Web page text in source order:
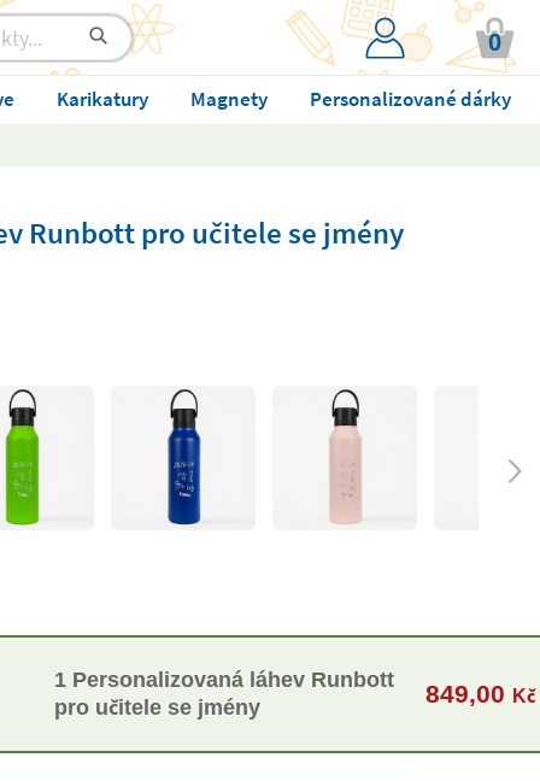
0
Karikatury Magnety Personalizované dárky
Runbott pro učitele se jmény
1 Personalizovaná láhev Runbott
pro učitele se jmény
849,00 Kč